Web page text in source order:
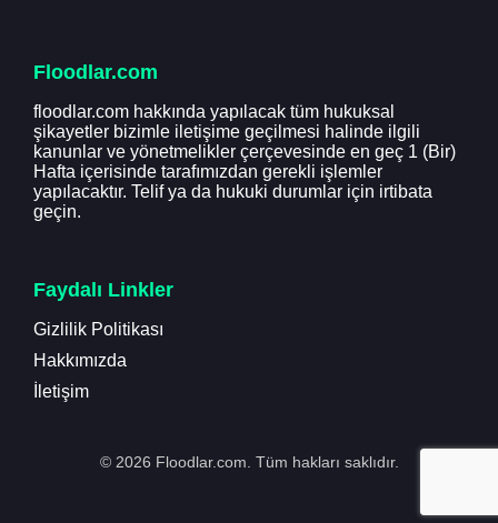
Floodlar.com
floodlar.com hakkında yapılacak tüm hukuksal
şikayetler bizimle iletişime geçilmesi halinde ilgili
kanunlar ve yönetmelikler çerçevesinde en geç 1 (Bir)
Hafta içerisinde tarafımızdan gerekli işlemler
yapılacaktır. Telif ya da hukuki durumlar için irtibata
geçin.
Faydalı Linkler
Gizlilik Politikası
Hakkımızda
İletişim
© 2026 Floodlar.com. Tüm hakları saklıdır.